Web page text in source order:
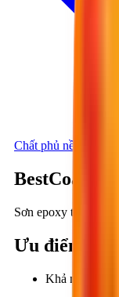
Chất phủ nền sàn
BestCoat
Sơn epoxy tự san
Ưu điểm
Khả năng tự